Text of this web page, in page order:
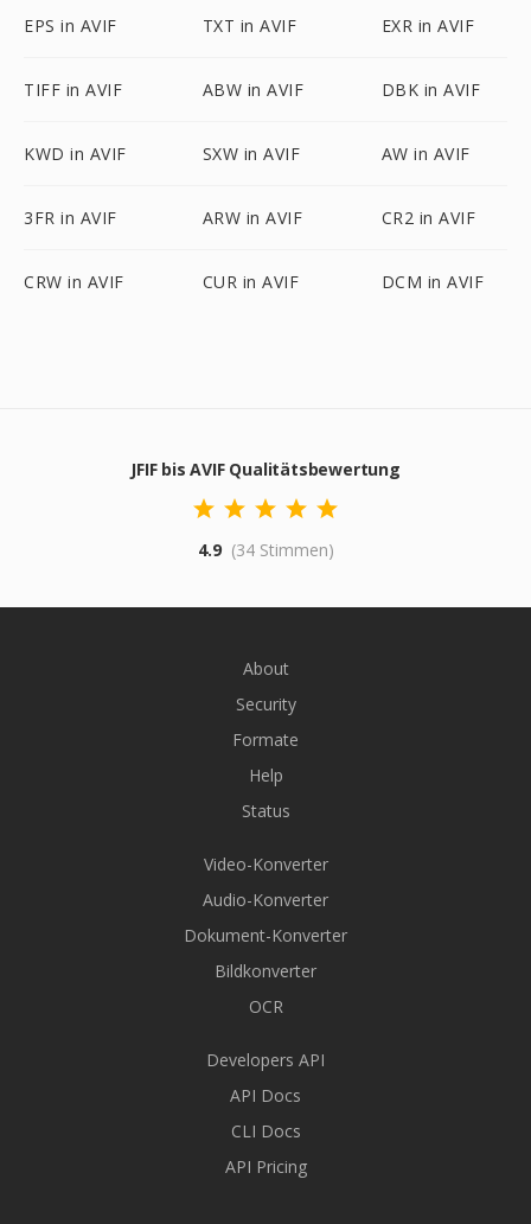
EPS in AVIF TXT in AVIF EXR in AVIF
TIFF in AVIF ABW in AVIF DBK in AVIF
KWD in AVIF SXW in AVIF AW in AVIF
3FR in AVIF ARW in AVIF CR2 in AVIF
CRW in AVIF CUR in AVIF DCM in AVIF
JFIF bis AVIF Qualitätsbewertung
4.9 (34 Stimmen)
About
Security
Formate
Help
Status
Video-Konverter
Audio-Konverter
Dokument-Konverter
Bildkonverter
OCR
Developers API
API Docs
CLI Docs
API Pricing